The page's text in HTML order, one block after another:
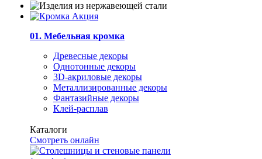
01. Мебельная кромка
Древесные декоры
Однотонные декоры
3D-акриловые декоры
Металлизированные декоры
Фантазийные декоры
Клей-расплав
Каталоги
Смотреть онлайн